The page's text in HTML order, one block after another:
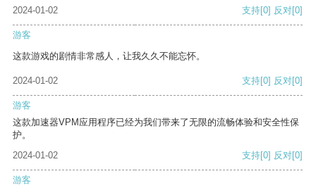
2024-01-02
支持[0] 反对[0]
游客
这款游戏的剧情非常感人，让我久久不能忘怀。
2024-01-02 支持[0] 反对[0]
游客
这款加速器VPM应用程序已经为我们带来了无限的流畅体验和安全性保
护。
2024-01-02
支持[0] 反对[0]
游客